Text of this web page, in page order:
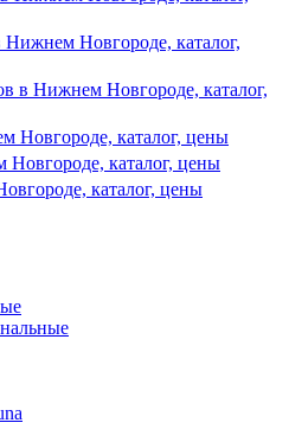
Новгороде, каталог,
в Нижнем Новгороде, каталог,
Новгороде, каталог, цены
каталог, цены
каталог, цены